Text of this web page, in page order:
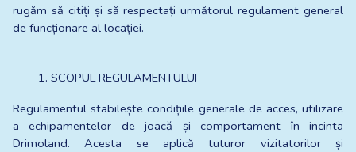
rugăm să citiți și să respectați următorul regulament general
de funcționare al locației.
SCOPUL REGULAMENTULUI
Regulamentul stabilește condițiile generale de acces, utilizare
a echipamentelor de joacă și comportament în incinta
Drimoland. Acesta se aplică tuturor vizitatorilor și